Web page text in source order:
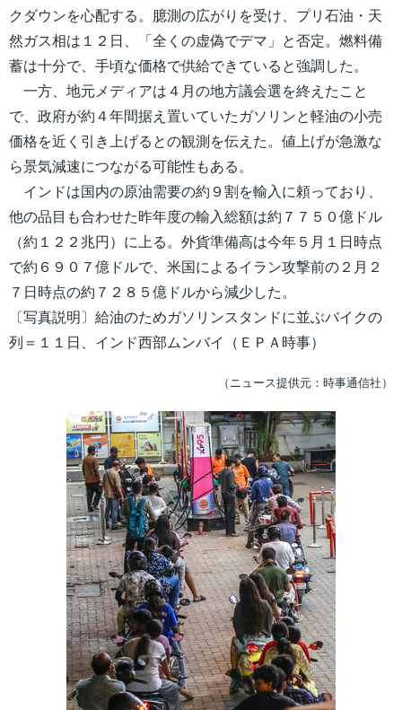
クダウンを心配する。臆測の広がりを受け、プリ石油・天
然ガス相は１２日、「全くの虚偽でデマ」と否定。燃料備
蓄は十分で、手頃な価格で供給できていると強調した。
一方、地元メディアは４月の地方議会選を終えたこと
で、政府が約４年間据え置いていたガソリンと軽油の小売
価格を近く引き上げるとの観測を伝えた。値上げが急激な
ら景気減速につながる可能性もある。
インドは国内の原油需要の約９割を輸入に頼っており、
他の品目も合わせた昨年度の輸入総額は約７７５０億ドル
（約１２２兆円）に上る。外貨準備高は今年５月１日時点
で約６９０７億ドルで、米国によるイラン攻撃前の２月２
７日時点の約７２８５億ドルから減少した。
〔写真説明〕給油のためガソリンスタンドに並ぶバイクの
列＝１１日、インド西部ムンバイ（ＥＰＡ時事）
（ニュース提供元：時事通信社）